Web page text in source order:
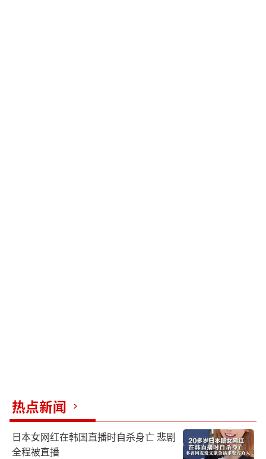
热点新闻
日本女网红在韩国直播时自杀身亡 悲剧
全程被直播